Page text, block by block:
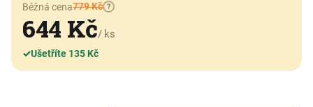
Běžná cena779 Kč ?
644 Kč/ ks
✓Ušetříte 135 Kč